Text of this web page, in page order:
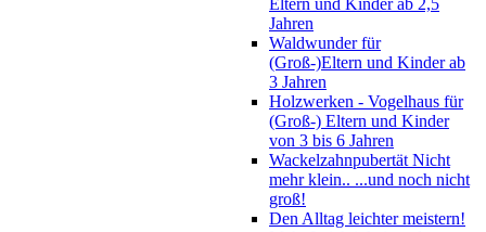
Jahren
Waldwunder für
(Groß-)Eltern und Kinder ab
3 Jahren
Holzwerken - Vogelhaus für
(Groß-) Eltern und Kinder
von 3 bis 6 Jahren
Wackelzahnpubertät Nicht
mehr klein.. ...und noch nicht
groß!
Den Alltag leichter meistern!